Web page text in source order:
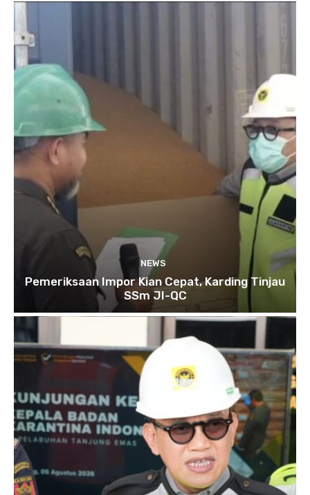
NEWS
Pemeriksaan Impor Kian Cepat, Karding Tinjau
SSm JI-QC